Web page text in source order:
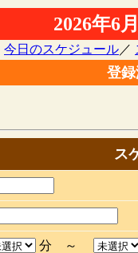
2026年6
今日のスケジュール／
登
ス
分 ～